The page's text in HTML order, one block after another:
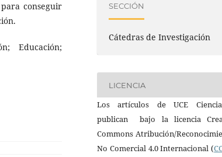
conseguir
Educación;
SECCIÓN
Cátedras de Investigación
LICENCIA
Los artículos de UCE
publican bajo la licencia
Commons Atribución/
No Comercial 4.0 Internacional (